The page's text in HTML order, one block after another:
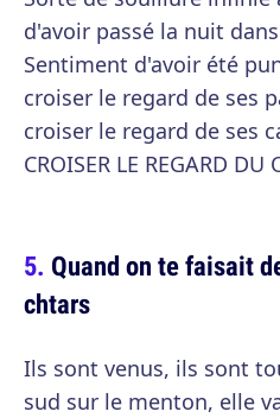
d'avoir passé la nuit
Sentiment d'avoir été
croiser le regard de ses
croiser le regard de ses
CROISER LE REGARD DU
Quand on te faisait
chtars
Ils sont venus, ils sont
sud sur le menton, elle